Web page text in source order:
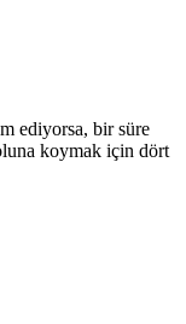
ediyorsa, bir süre
koymak için dört